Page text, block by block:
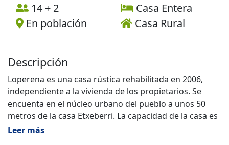
14 + 2
Casa Entera
En población
Casa Rural
Descripción
Loperena es una casa rústica rehabilitada en 2006,
independiente a la vivienda de los propietarios. Se
encuenta en el núcleo urbano del pueblo a unos 50
metros de la casa Etxeberri. La capacidad de la casa es
de 14 personas, habiendo la posibilidad de poner dos
Leer más